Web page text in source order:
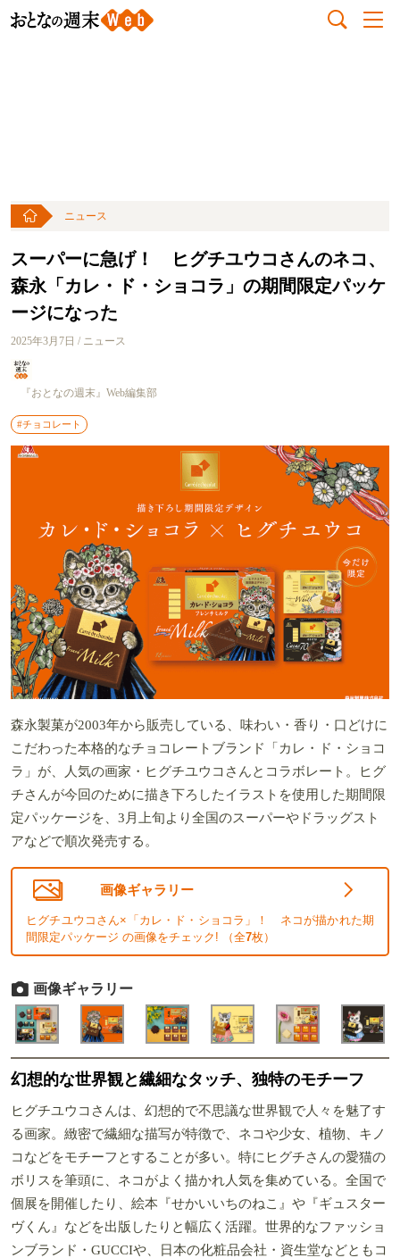
ニュース
スーパーに急げ！ ヒグチユウコさんのネコ、
森永「カレ・ド・ショコラ」の期間限定パッケ
ージになった
2025年3月7日 / ニュース
『おとなの週末』Web編集部
#チョコレート
森永製菓が2003年から販売している、味わい・香り・口どけに
こだわった本格的なチョコレートブランド「カレ・ド・ショコ
ラ」が、人気の画家・ヒグチユウコさんとコラボレート。ヒグ
チさんが今回のために描き下ろしたイラストを使用した期間限
定パッケージを、3月上旬より全国のスーパーやドラッグスト
アなどで順次発売する。
画像ギャラリー
ヒグチユウコさん×「カレ・ド・ショコラ」！ ネコが描かれた期
間限定パッケージ の画像をチェック! （全7枚）
画像ギャラリー
幻想的な世界観と繊細なタッチ、独特のモチーフ
ヒグチユウコさんは、幻想的で不思議な世界観で人々を魅了す
る画家。緻密で繊細な描写が特徴で、ネコや少女、植物、キノ
コなどをモチーフとすることが多い。特にヒグチさんの愛猫の
ボリスを筆頭に、ネコがよく描かれ人気を集めている。全国で
個展を開催したり、絵本『せかいいちのねこ』や『ギュスター
ヴくん』などを出版したりと幅広く活躍。世界的なファッショ
ンブランド・GUCCIや、日本の化粧品会社・資生堂などともコ